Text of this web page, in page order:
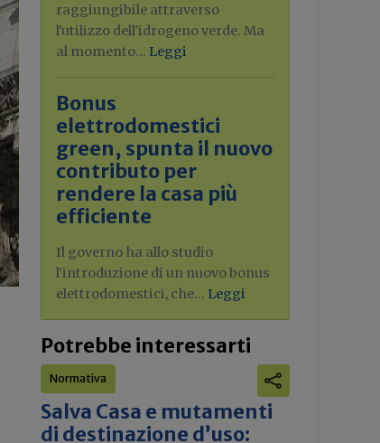
raggiungibile attraverso
l'utilizzo dell'idrogeno verde. Ma
al momento... Leggi
Bonus
elettrodomestici
green, spunta il nuovo
contributo per
rendere la casa più
efficiente
Il governo ha allo studio
l'introduzione di un nuovo bonus
elettrodomestici, che... Leggi
Potrebbe interessarti
Normativa
Salva Casa e mutamenti
di destinazione d’uso: